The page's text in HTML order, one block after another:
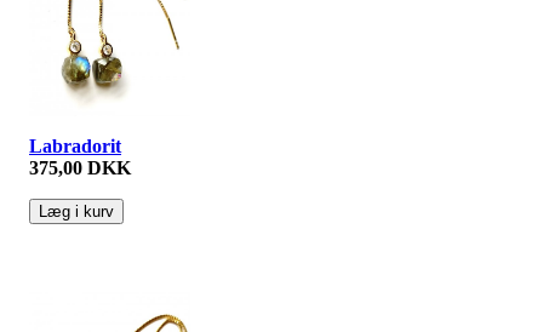
Labradorit
375,00 DKK